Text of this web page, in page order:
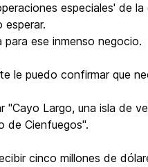
especiales' de
esperar.
para ese inmenso negocio.
le puedo confirmar que
"Cayo Largo, una isla de
de Cienfuegos".
cinco millones de